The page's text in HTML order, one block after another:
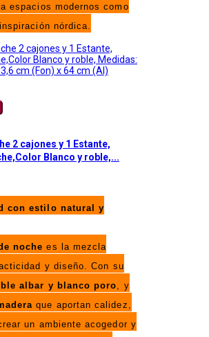
espacios modernos como
nórdica.
2 cajones y 1 Estante,
Blanco y roble,...
con estilo natural y
noche es la mezcla
y diseño. Con su
albar y blanco poro , y
que aportan calidez,
un ambiente acogedor y